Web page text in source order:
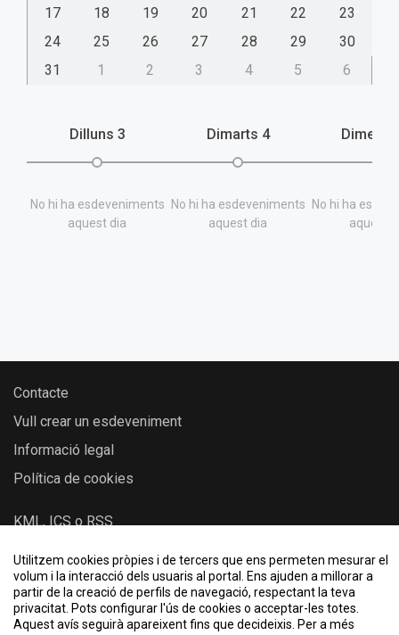
Utilitzem cookies pròpies i de tercers que ens permeten mesurar el
volum i la interacció dels usuaris al portal. Ens ajuden a millorar a
partir de la creació de perfils de navegació, respectant la teva
privacitat. Pots configurar l'ús de cookies o acceptar-les totes.
Aquest avís seguirà apareixent fins que decideixis. Per a més
17
18 19 20 21 22
23
24
25 26 27 28 29
30
31
1 2 3 4 5 6
Dilluns 3
No hi ha esdeveniments
aquest dia
Dimarts 4
No hi ha esdeveniments
aquest dia
No hi ha
aquest
Contacte
Vull crear un esdeveniment
Informació legal
Política de cookies
KML, ICS o RSS
2026 © Esdeveniments UPC - Universitat Politècnica de
Catalunya